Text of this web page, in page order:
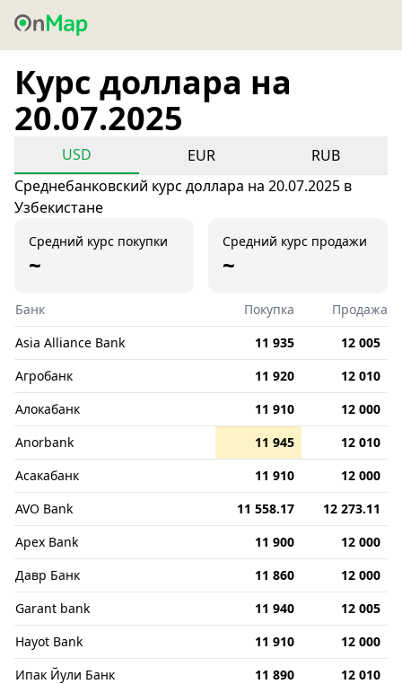
Курс доллара на
20.07.2025
USD EUR
RUB
Среднебанковский курс доллара на 20.07.2025 в
Узбекистане
Средний курс покупки
~
Средний курс продажи
~
Банк Покупка
Продажа
Asia Alliance Bank
11 935
12 005
Агробанк
11 920
12 010
Алокабанк
11 910
12 000
Anorbank
11 945
12 010
Асакабанк
11 910
12 000
AVO Bank
11 558.17
12 273.11
Apex Bank
11 900
12 000
Давр Банк
11 860
12 000
Garant bank
11 940
12 005
Hayot Bank
11 910
12 000
Ипак Йули Банк
11 890
12 010